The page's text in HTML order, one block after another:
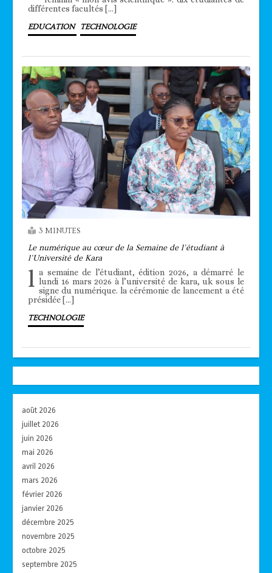
différentes facultés […]
EDUCATION TECHNOLOGIE
3 MINUTES
Le numérique au cœur de la Semaine de l’étudiant à
l’Université de Kara
l a semaine de l’étudiant, édition 2026, a démarré le
lundi 16 mars 2026 à l’université de kara, uk sous le
signe du numérique. la cérémonie de lancement a été
présidée […]
TECHNOLOGIE
août 2026
juillet 2026
juin 2026
mai 2026
avril 2026
mars 2026
février 2026
janvier 2026
décembre 2025
novembre 2025
octobre 2025
septembre 2025